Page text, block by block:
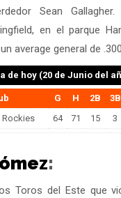
Sean
en el parque
average general de
de hoy (20 de Junio del
G H 2B 3B
64 71 15 3
:
Toros del Este que